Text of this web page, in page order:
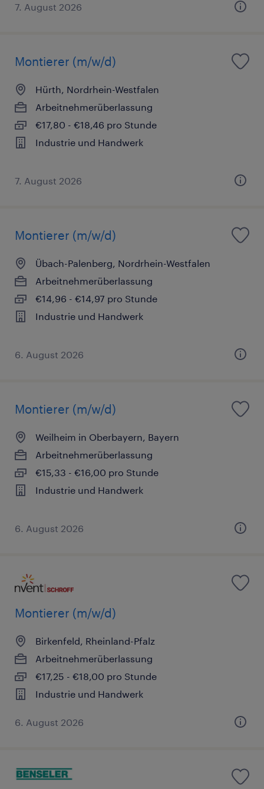
7. August 2026
Montierer (m/w/d)
Hürth, Nordrhein-Westfalen
Arbeitnehmerüberlassung
€17,80 - €18,46 pro Stunde
Industrie und Handwerk
7. August 2026
Montierer (m/w/d)
Übach-Palenberg, Nordrhein-Westfalen
Arbeitnehmerüberlassung
€14,96 - €14,97 pro Stunde
Industrie und Handwerk
6. August 2026
Montierer (m/w/d)
Weilheim in Oberbayern, Bayern
Arbeitnehmerüberlassung
€15,33 - €16,00 pro Stunde
Industrie und Handwerk
6. August 2026
Montierer (m/w/d)
Birkenfeld, Rheinland-Pfalz
Arbeitnehmerüberlassung
€17,25 - €18,00 pro Stunde
Industrie und Handwerk
6. August 2026